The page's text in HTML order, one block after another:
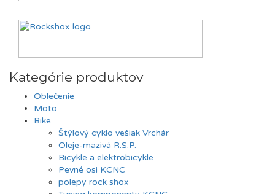
Kategórie produktov
Oblečenie
Moto
Bike
Štýlový cyklo vešiak Vrchár
Oleje-mazivá R.S.P.
Bicykle a elektrobicykle
Pevné osi KCNC
polepy rock shox